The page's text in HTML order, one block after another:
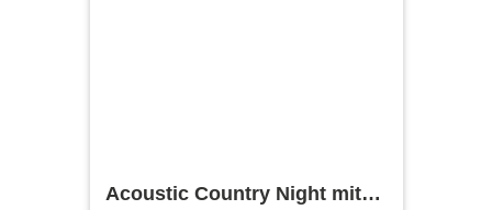
Acoustic Country Night mit